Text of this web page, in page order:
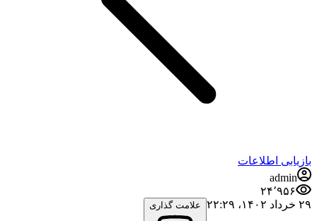
علامت گذاری